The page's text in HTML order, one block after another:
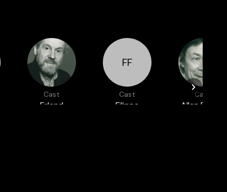
Cast
Erland
FF
Cast
Filippa
Cast
Allan Edwall